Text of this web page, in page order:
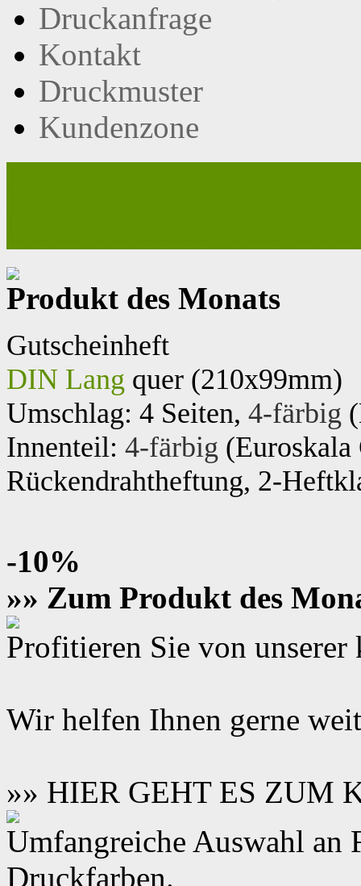
Druckanfrage
Kontakt
Druckmuster
Kundenzone
Produkt des Monats
Gutscheinheft
DIN Lang quer (210x99mm)
Umschlag: 4 Seiten, 4-färbig
Innenteil: 4-färbig
Rückendrahtheftung, 2-
-10%
»» Zum Produkt des
Profitieren Sie von unserer
Wir helfen Ihnen gerne
»» HIER GEHT ES ZUM
Umfangreiche Auswahl an
Druckfarben.